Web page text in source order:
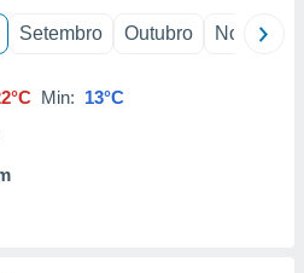
Setembro Outubro Novembro
Min: 13°C